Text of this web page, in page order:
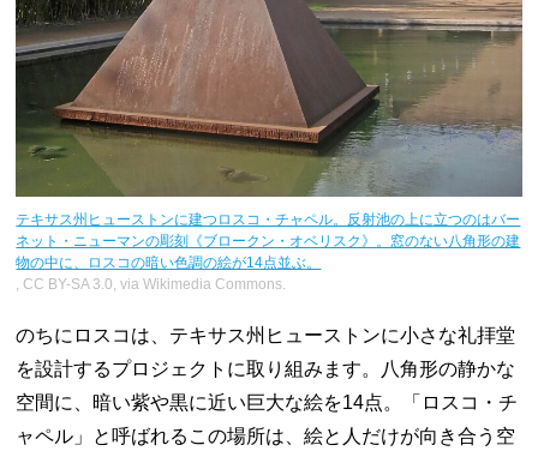
テキサス州ヒューストンに建つロスコ・チャペル。反射池の上に立つのはバー
ネット・ニューマンの彫刻《ブロークン・オベリスク》。窓のない八角形の建
物の中に、ロスコの暗い色調の絵が14点並ぶ。
, CC BY-SA 3.0, via Wikimedia Commons.
のちにロスコは、テキサス州ヒューストンに小さな礼拝堂
を設計するプロジェクトに取り組みます。八角形の静かな
空間に、暗い紫や黒に近い巨大な絵を14点。「ロスコ・チ
ャペル」と呼ばれるこの場所は、絵と人だけが向き合う空